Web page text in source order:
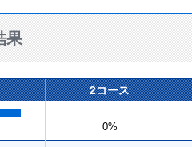
果
2コース
0%